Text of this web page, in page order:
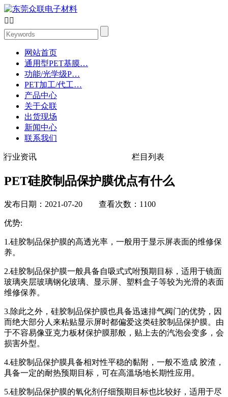
 
网站首页
通用型PET基膜…
功能/光学级P…
PET加工/代工…
产品中心
关于众联
出货现场
新闻中心
联系我们
行业资讯 栏目列表
PET硅胶制品保护膜优点有什么
发布日期：2021-07-20 查看次数：1100
优势:
1.硅胶制品保护膜的高透光率，一般用于显示屏表面的维修保
养。
2.硅胶制品保护膜一般具备自吸式式咐预期目标，适用于镜面
玻璃夹层玻璃钢化玻璃、显示屏、塑料盒子等较为光滑的表面
维修保养。
3.除此之外，硅胶制品保护膜也具备迅速排气阀门的优势，因
而绝大部分人来粘贴显示屏时都偏爱这类硅胶制品保护膜。由
于不容易像亚克力板材保护膜那般，贴上去的汽泡会变多，会
损害外型。
4.硅胶制品保护膜具备相对性平稳的黏附，一般不造成 胶渣，
具备一定的耐热预期目标，可在高溫场地长期性应用。
5.硅胶制品保护膜的氧化剂仔细预期目标也比较好，适用于尽